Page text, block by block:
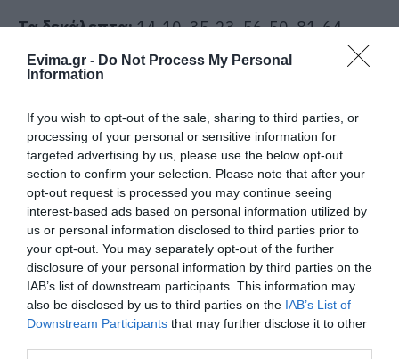
Evima.gr - Do Not Process My Personal
Information
If you wish to opt-out of the sale, sharing to third parties, or
processing of your personal or sensitive information for
targeted advertising by us, please use the below opt-out
section to confirm your selection. Please note that after your
opt-out request is processed you may continue seeing
interest-based ads based on personal information utilized by
us or personal information disclosed to third parties prior to
your opt-out. You may separately opt-out of the further
disclosure of your personal information by third parties on the
IAB’s list of downstream participants. This information may
also be disclosed by us to third parties on the IAB’s List of
Downstream Participants that may further disclose it to other
Τα δεκάλεπτα:14-10, 35-23, 56-50, 81-64.